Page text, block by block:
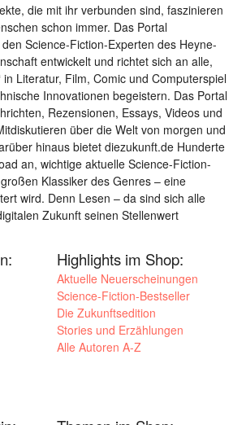
die mit ihr verbunden sind, faszinieren
schon immer. Das Portal
Science-Fiction-Experten des Heyne-
entwickelt und richtet sich an alle,
in Literatur, Film, Comic und Computerspiel
Innovationen begeistern. Das Portal
Rezensionen, Essays, Videos und
über die Welt von morgen und
hinaus bietet diezukunft.de Hunderte
an, wichtige aktuelle Science-Fiction-
Klassiker des Genres – eine
wird. Denn Lesen – da sind sich alle
Zukunft seinen Stellenwert
Highlights im Shop:
Aktuelle Neuerscheinungen
Science-Fiction-Bestseller
Die Zukunftsedition
Stories und Erzählungen
Alle Autoren A-Z